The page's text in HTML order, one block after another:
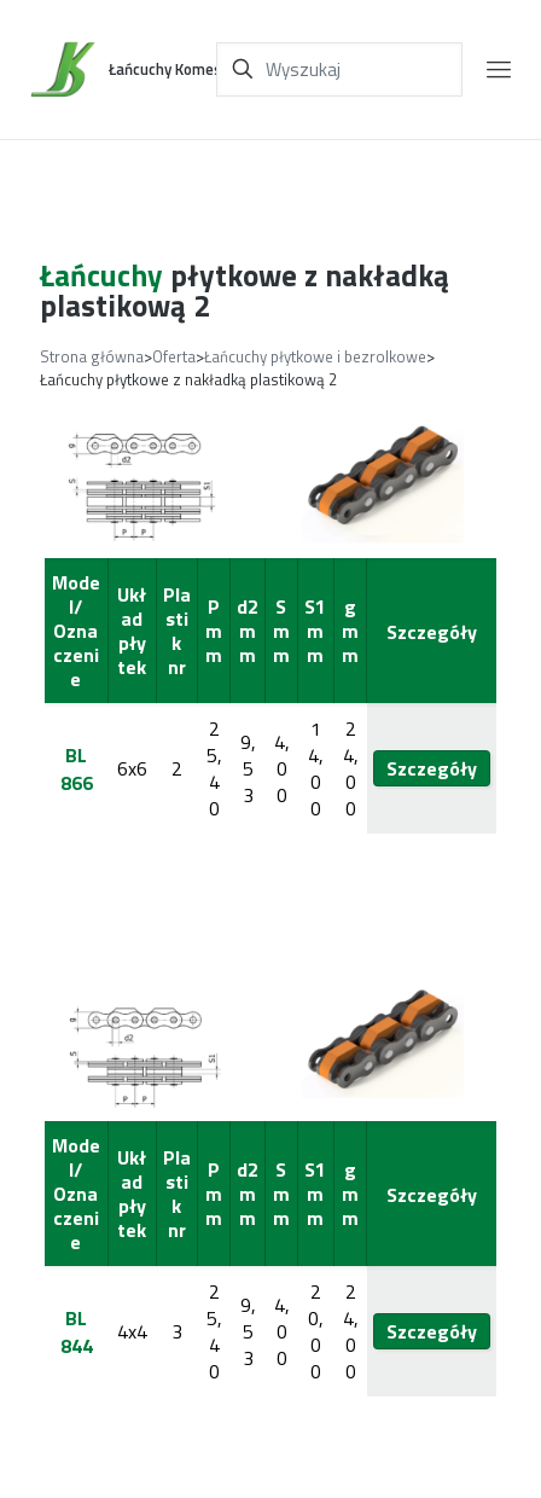
Łańcuchy Komes
Łańcuchy płytkowe z nakładką
plastikową 2
Strona główna>Oferta>Łańcuchy płytkowe i bezrolkowe>
Łańcuchy płytkowe z nakładką plastikową 2
Mode
l/
Ozna
czeni
e
Ukł
ad
pły
tek
Pla
sti
k
nr
P
m
m
d2
m
m
S
m
m
S1
m
m
g
m
m
Szczegóły
BL
866
6x6 2
2
5,
4
0
9,
5
3
4,
0
0
1
4,
0
0
2
4,
0
0
Szczegóły
Mode
l/
Ozna
czeni
e
Ukł
ad
pły
tek
Pla
sti
k
nr
P
m
m
d2
m
m
S
m
m
S1
m
m
g
m
m
Szczegóły
BL
844
4x4 3
2
5,
4
0
9,
5
3
4,
0
0
2
0,
0
0
2
4,
0
0
Szczegóły